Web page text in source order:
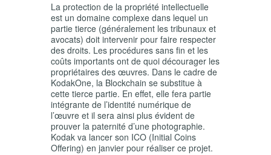
La protection de la propriété intellectuelle
est un domaine complexe dans lequel un
partie tierce (généralement les tribunaux et
avocats) doit intervenir pour faire respecter
des droits. Les procédures sans fin et les
coûts importants ont de quoi décourager les
propriétaires des œuvres. Dans le cadre de
KodakOne, la Blockchain se substitue à
cette tierce partie. En effet, elle fera partie
intégrante de l’identité numérique de
l’œuvre et il sera ainsi plus évident de
prouver la paternité d’une photographie.
Kodak va lancer son ICO (Initial Coins
Offering) en janvier pour réaliser ce projet.